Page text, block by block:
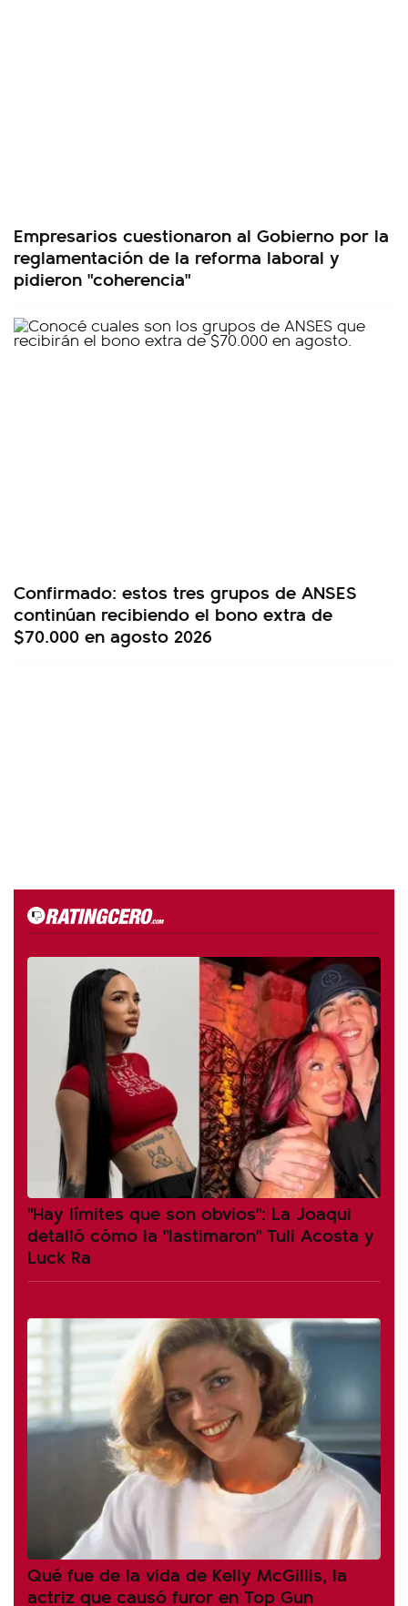
Empresarios cuestionaron al Gobierno por la
reglamentación de la reforma laboral y
pidieron "coherencia"
Confirmado: estos tres grupos de ANSES
continúan recibiendo el bono extra de
$70.000 en agosto 2026
"Hay límites que son obvios": La Joaqui
detalló cómo la "lastimaron" Tuli Acosta y
Luck Ra
Qué fue de la vida de Kelly McGillis, la
actriz que causó furor en Top Gun